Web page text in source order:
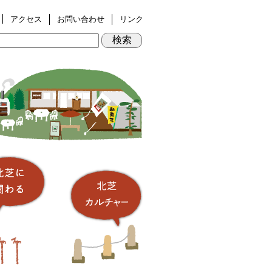
アクセス お問い合わせ リンク